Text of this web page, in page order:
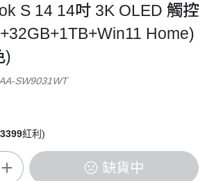
S 14 14吋 3K OLED 觸控
Home)
)
SW9031WT
3399紅利)
缺貨中